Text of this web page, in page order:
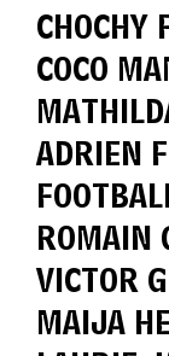
CHOCHY
COCO
ADRIEN
ROMAIN
VICTOR
MAIJA